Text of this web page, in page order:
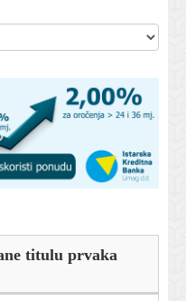
titulu prvaka